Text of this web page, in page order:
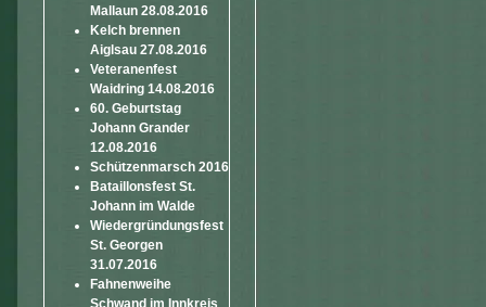
Mallaun 28.08.2016
Kelch brennen
Aiglsau 27.08.2016
Veteranenfest
Waidring 14.08.2016
60. Geburtstag
Johann Grander
12.08.2016
Schützenmarsch 2016
Bataillonsfest St.
Johann im Walde
Wiedergründungsfest
St. Georgen
31.07.2016
Fahnenweihe
Schwand im Innkreis